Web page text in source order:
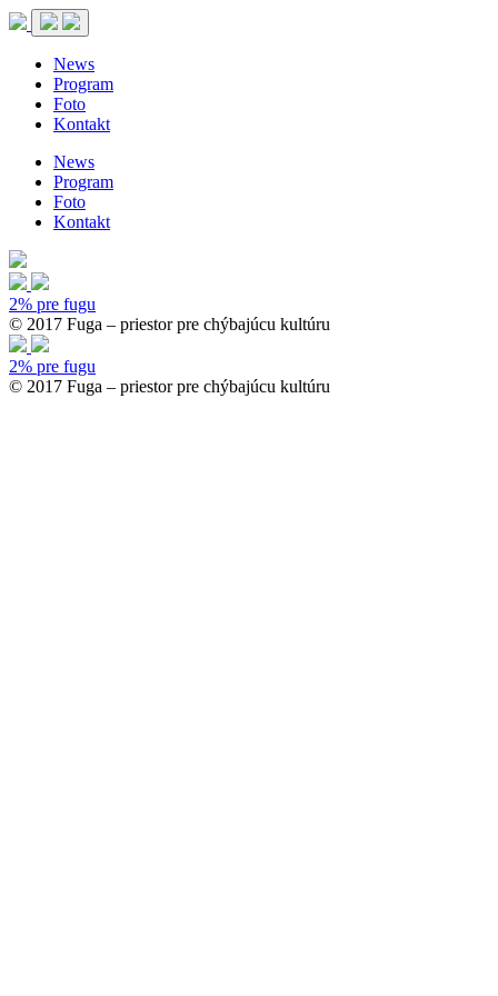
News
Program
Foto
Kontakt
News
Program
Foto
Kontakt
2% pre fugu
© 2017 Fuga – priestor pre chýbajúcu kultúru
2% pre fugu
© 2017 Fuga – priestor pre chýbajúcu kultúru